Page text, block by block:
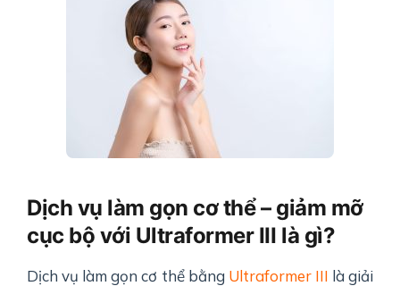
Dịch vụ làm gọn cơ thể – giảm mỡ
cục bộ với Ultraformer III là gì?
Dịch vụ làm gọn cơ thể bằng Ultraformer III là giải